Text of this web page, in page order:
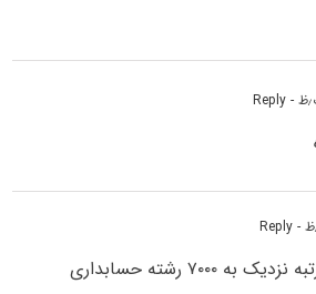
- Reply
- Reply
باسلام و احترام بنده با رتبه نزدیک به ۷۰۰۰ رشته حسابداری